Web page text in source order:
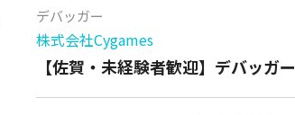
デバッガー
株式会社Cygames
【佐賀・未経験者歓迎】デバッガー